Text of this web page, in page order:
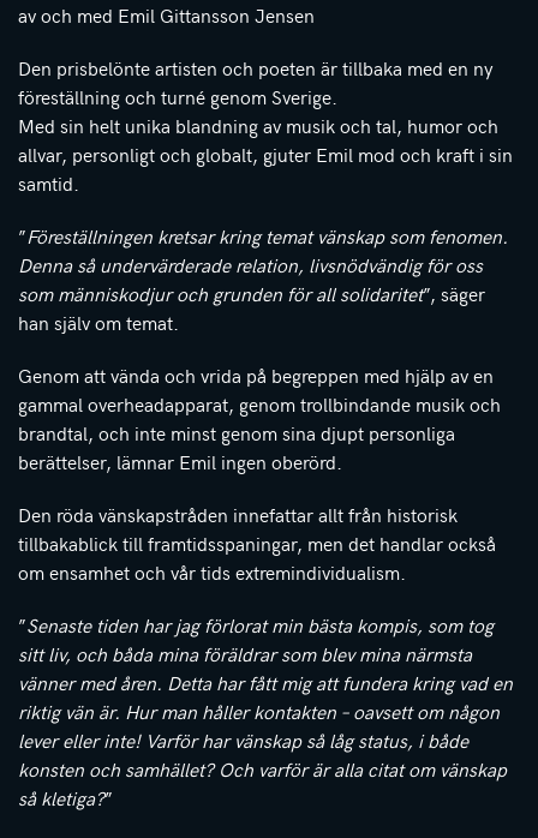
av och med Emil Gittansson Jensen
Den prisbelönte artisten och poeten är tillbaka med en ny
föreställning och turné genom Sverige.
Med sin helt unika blandning av musik och tal, humor och
allvar, personligt och globalt, gjuter Emil mod och kraft i sin
samtid.
”Föreställningen kretsar kring temat vänskap som fenomen.
Denna så undervärderade relation, livsnödvändig för oss
som människodjur och grunden för all solidaritet”, säger
han själv om temat.
Genom att vända och vrida på begreppen med hjälp av en
gammal overheadapparat, genom trollbindande musik och
brandtal, och inte minst genom sina djupt personliga
berättelser, lämnar Emil ingen oberörd.
Den röda vänskapstråden innefattar allt från historisk
tillbakablick till framtidsspaningar, men det handlar också
om ensamhet och vår tids extremindividualism.
”Senaste tiden har jag förlorat min bästa kompis, som tog
sitt liv, och båda mina föräldrar som blev mina närmsta
vänner med åren. Detta har fått mig att fundera kring vad en
riktig vän är. Hur man håller kontakten – oavsett om någon
lever eller inte! Varför har vänskap så låg status, i både
konsten och samhället? Och varför är alla citat om vänskap
så kletiga?”